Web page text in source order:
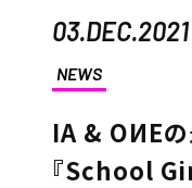
03.DEC.2021
NEWS
IA & OИE
『School